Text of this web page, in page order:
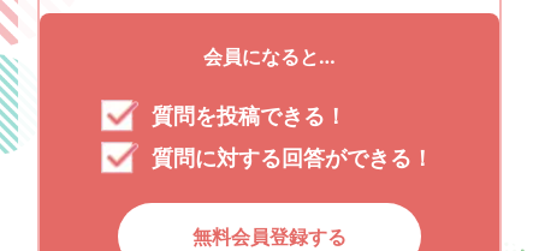
会員になると…
質問を投稿できる！
質問に対する回答ができる！
無料会員登録する